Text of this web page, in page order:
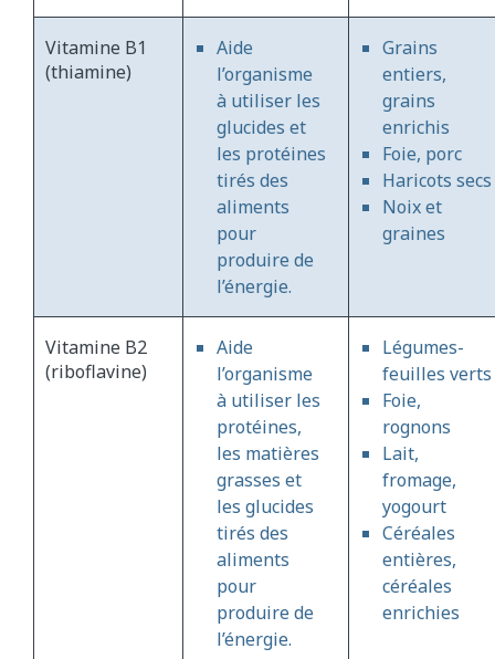
Vitamine B1
(thiamine)
Aide
l’organisme
à utiliser les
glucides et
les protéines
tirés des
aliments
pour
produire de
l’énergie.
Grains
entiers,
grains
enrichis
Foie, porc
Haricots secs
Noix et
graines
Vitamine B2
(riboflavine)
Aide
l’organisme
à utiliser les
protéines,
les matières
grasses et
les glucides
tirés des
aliments
pour
produire de
l’énergie.
Légumes-
feuilles verts
Foie,
rognons
Lait,
fromage,
yogourt
Céréales
entières,
céréales
enrichies